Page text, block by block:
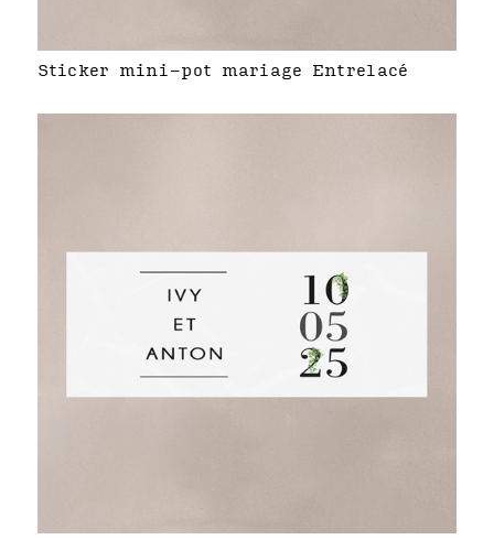
Sticker mini-pot mariage Entrelacé